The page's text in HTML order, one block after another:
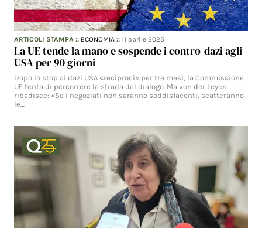
ARTICOLI STAMPA :: ECONOMIA ::11 aprile 2025
La UE tende la mano e sospende i contro-dazi agli
USA per 90 giorni
Dopo lo stop ai dazi USA «reciproci» per tre mesi, la Commissione
UE tenta di percorrere la strada del dialogo. Ma von der Leyen
ribadisce: «Se i negoziati non saranno soddisfacenti, scatteranno
le…